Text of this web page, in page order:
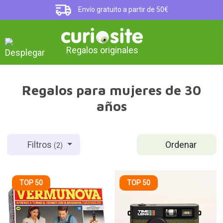
Envío gratuito a partir de 50€
Regalos originales
Regalos para mujeres de 30
años
Ordenar
Filtros(2)
TOP 50 TOP 50